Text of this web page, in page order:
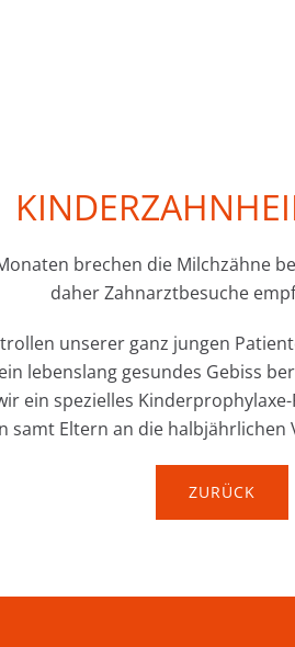
brechen die Milchzähne
daher Zahnarztbesuche
unserer ganz jungen
lebenslang gesundes Gebiss
ein spezielles
samt Eltern an die
ZURÜCK